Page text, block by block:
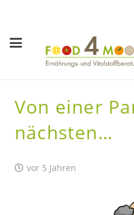
Von einer
nächsten…
vor 5 Jahren